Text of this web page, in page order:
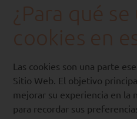
¿Para qué
cookies en
Las cookies son una parte
Sitio Web. El objetivo
mejorar su experiencia en la
para recordar sus